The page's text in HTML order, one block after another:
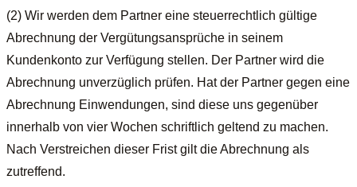
(2) Wir werden dem Partner eine steuerrechtlich gültige
Abrechnung der Vergütungsansprüche in seinem
Kundenkonto zur Verfügung stellen. Der Partner wird die
Abrechnung unverzüglich prüfen. Hat der Partner gegen eine
Abrechnung Einwendungen, sind diese uns gegenüber
innerhalb von vier Wochen schriftlich geltend zu machen.
Nach Verstreichen dieser Frist gilt die Abrechnung als
zutreffend.